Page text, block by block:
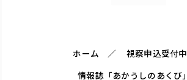
ホーム
視察申込受付中
情報誌「あかうしのあくび」